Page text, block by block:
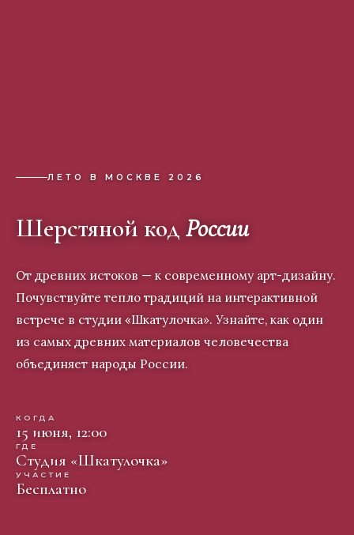
ЛЕТО В МОСКВЕ 2026
Шерстяной код России
От древних истоков — к современному арт-дизайну.
Почувствуйте тепло традиций на интерактивной
встрече в студии «Шкатулочка». Узнайте, как один
из самых древних материалов человечества
объединяет народы России.
КОГДА
15 июня, 12:00
ГДЕ
Студия «Шкатулочка»
УЧАСТИЕ
Бесплатно